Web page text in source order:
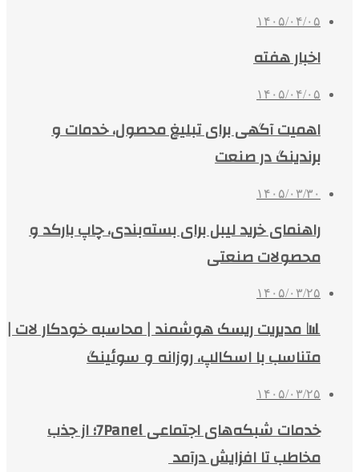
۱۴۰۵/۰۴/۰۵
اخبار هفته
۱۴۰۵/۰۴/۰۵
اهمیت آگهی برای تبلیغ محصول، خدمات و
برندینگ در صنعت
۱۴۰۵/۰۳/۳۰
راهنمای خرید لیبل برای بسته‌بندی، چاپ بارکد و
محصولات صنعتی
۱۴۰۵/۰۳/۲۵
📊 مدیریت ریسک هوشمند | محاسبه خودکار لات |
متناسب با اسکالپ، روزانه و سوئینگ
۱۴۰۵/۰۳/۲۵
خدمات شبکه‌های اجتماعی 7Panel؛ از جذب
مخاطب تا افزایش درآمد